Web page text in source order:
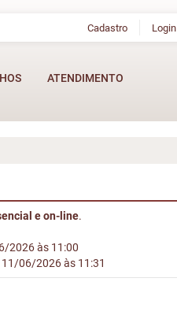
Cadastro Login
ATENDIMENTO
e on-line.
2026 às 11:00
11/06/2026 às 11:31